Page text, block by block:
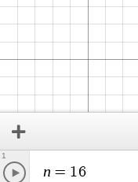
n = 16
1